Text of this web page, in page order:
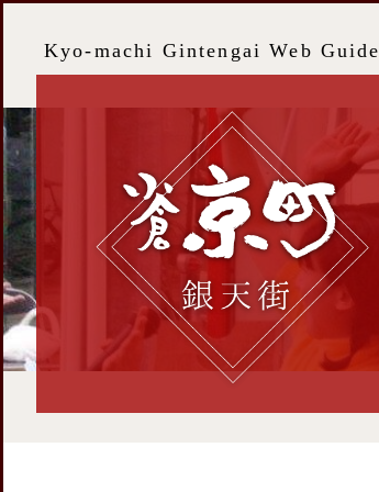
Kyo-machi Gintengai Web Guide